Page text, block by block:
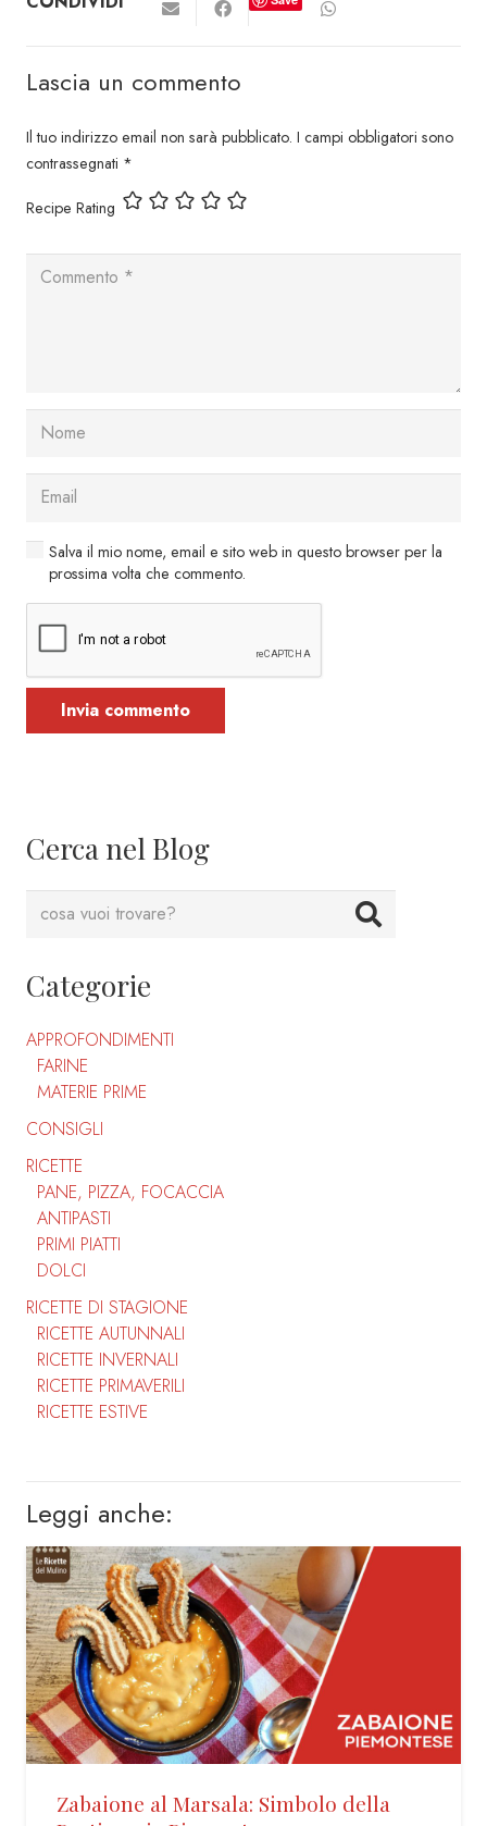
Cerca nel Blog
Categorie
APPROFONDIMENTI
FARINE
MATERIE PRIME
CONSIGLI
RICETTE
PANE, PIZZA, FOCACCIA
ANTIPASTI
PRIMI PIATTI
DOLCI
RICETTE DI STAGIONE
RICETTE AUTUNNALI
RICETTE INVERNALI
RICETTE PRIMAVERILI
RICETTE ESTIVE
Lascia un commento
Il tuo indirizzo email non sarà pubblicato. I campi obbligatori sono
contrassegnati *
Recipe Rating
Salva il mio nome, email e sito web in questo browser per la
prossima volta che commento.
Invia commento
Leggi anche:
Tronchetto di Natale